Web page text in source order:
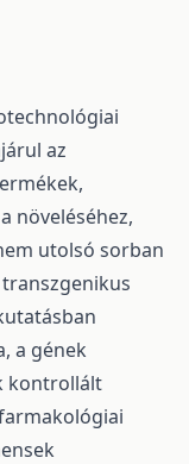
az
növeléséhez,
utolsó sorban
a gének
kontrollált